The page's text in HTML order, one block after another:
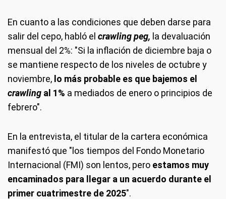
En cuanto a las condiciones que deben darse para
salir del cepo, habló el crawling peg, la devaluación
mensual del 2%: "Si la inflación de diciembre baja o
se mantiene respecto de los niveles de octubre y
noviembre, lo más probable es que bajemos el
crawling al 1% a mediados de enero o principios de
febrero".
En la entrevista, el titular de la cartera económica
manifestó que "los tiempos del Fondo Monetario
Internacional (FMI) son lentos, pero estamos muy
encaminados para llegar a un acuerdo durante el
primer cuatrimestre de 2025″.